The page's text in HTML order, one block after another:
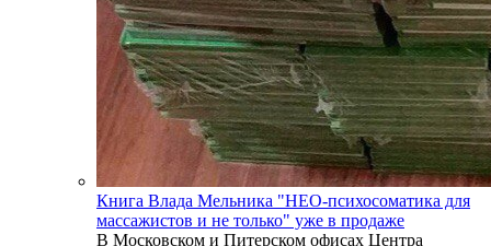
Книга Влада Мельника "НЕО-психосоматика для
массажистов и не только" уже в продаже
В Московском и Питерском офисах Центра